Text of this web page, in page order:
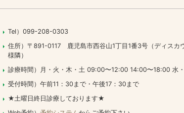
Tel）099-208-0303
住所）〒891-0117 鹿児島市西谷山1丁目1番3号（ディスカ
様隣）
診療時間）月・火・木・土 09:00〜12:00 14:00〜18:00 水
受付時間）午前11：30まで・午後17：30まで
★土曜日終日診療しております★